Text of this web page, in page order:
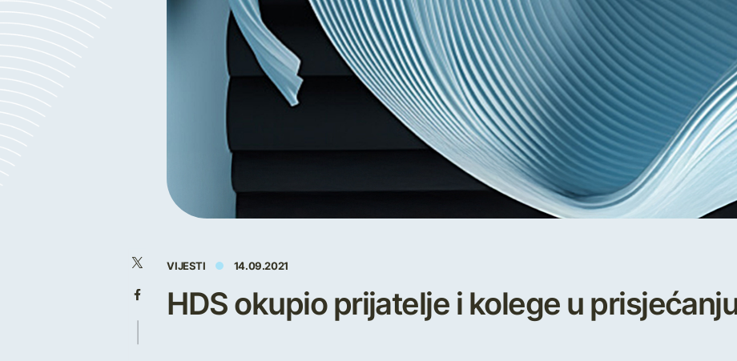
VIJESTI 14.09.2021
HDS okupio prijatelje i kolege u